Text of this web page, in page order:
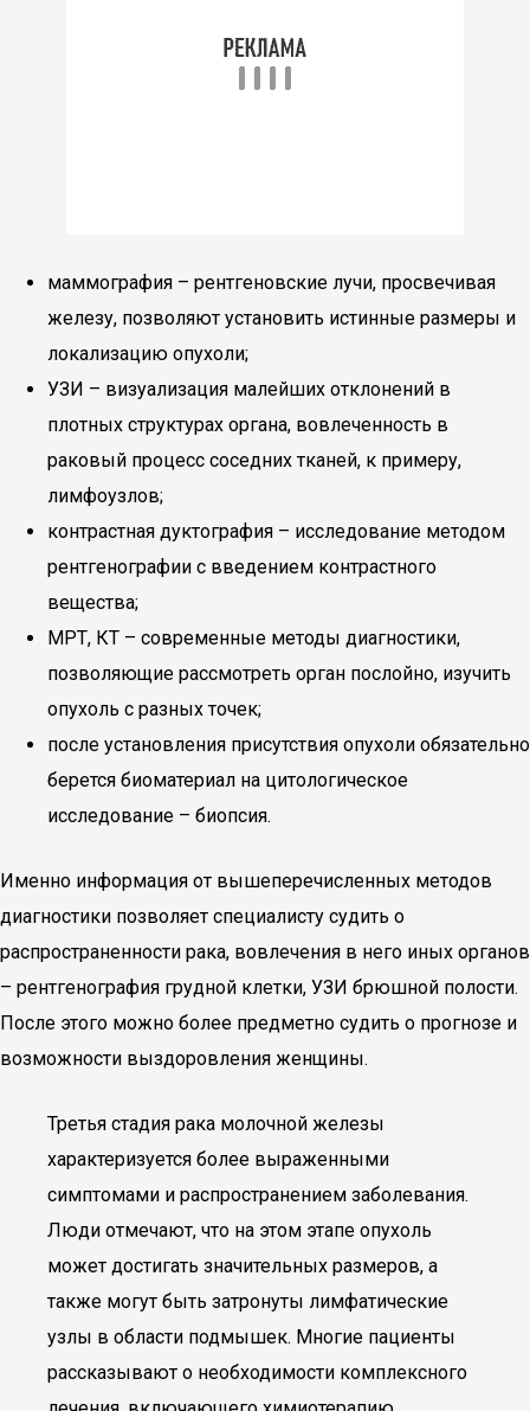
маммография – рентгеновские лучи, просвечивая
железу, позволяют установить истинные размеры и
локализацию опухоли;
УЗИ – визуализация малейших отклонений в
плотных структурах органа, вовлеченность в
раковый процесс соседних тканей, к примеру,
лимфоузлов;
контрастная дуктография – исследование методом
рентгенографии с введением контрастного
вещества;
МРТ, КТ – современные методы диагностики,
позволяющие рассмотреть орган послойно, изучить
опухоль с разных точек;
после установления присутствия опухоли обязательно
берется биоматериал на цитологическое
исследование – биопсия.
Именно информация от вышеперечисленных методов
диагностики позволяет специалисту судить о
распространенности рака, вовлечения в него иных органов
– рентгенография грудной клетки, УЗИ брюшной полости.
После этого можно более предметно судить о прогнозе и
возможности выздоровления женщины.
Третья стадия рака молочной железы
характеризуется более выраженными
симптомами и распространением заболевания.
Люди отмечают, что на этом этапе опухоль
может достигать значительных размеров, а
также могут быть затронуты лимфатические
узлы в области подмышек. Многие пациенты
рассказывают о необходимости комплексного